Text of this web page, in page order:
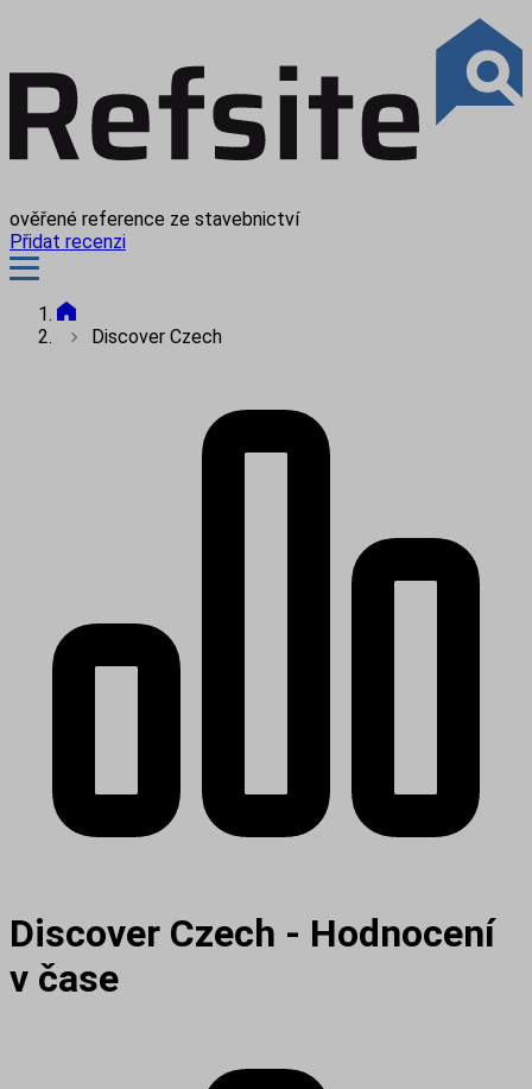
ověřené reference ze stavebnictví
Přidat recenzi
Discover Czech
Discover Czech - Hodnocení
v čase